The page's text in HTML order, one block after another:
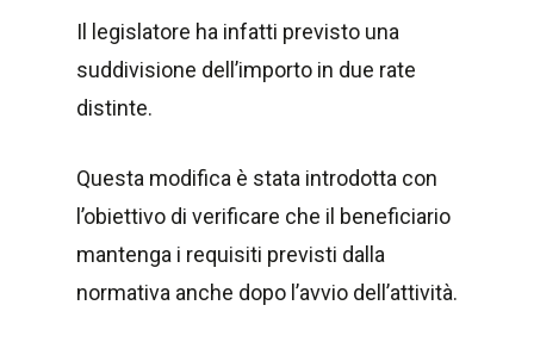
Il legislatore ha infatti previsto una
suddivisione dell’importo in due rate
distinte.
Questa modifica è stata introdotta con
l’obiettivo di verificare che il beneficiario
mantenga i requisiti previsti dalla
normativa anche dopo l’avvio dell’attività.